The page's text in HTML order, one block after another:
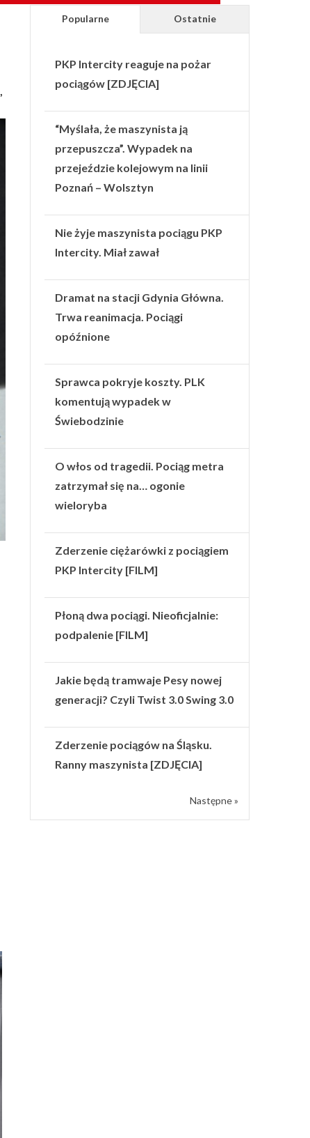
Popularne Ostatnie
PKP Intercity reaguje na pożar
pociągów [ZDJĘCIA]
“Myślała, że maszynista ją
przepuszcza”. Wypadek na
przejeździe kolejowym na linii
Poznań – Wolsztyn
Nie żyje maszynista pociągu PKP
Intercity. Miał zawał
Dramat na stacji Gdynia Główna.
Trwa reanimacja. Pociągi
opóźnione
Sprawca pokryje koszty. PLK
komentują wypadek w
Świebodzinie
O włos od tragedii. Pociąg metra
zatrzymał się na… ogonie
wieloryba
Zderzenie ciężarówki z pociągiem
PKP Intercity [FILM]
Płoną dwa pociągi. Nieoficjalnie:
podpalenie [FILM]
Jakie będą tramwaje Pesy nowej
generacji? Czyli Twist 3.0 Swing 3.0
Zderzenie pociągów na Śląsku.
Ranny maszynista [ZDJĘCIA]
Następne »